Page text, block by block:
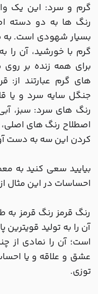
گرم و سرد: این یک
رنگ ها به دو دسته
بسیار شهودی است.
گرم با خورشید، آن را
برای همه زنده بر روی
های گرم عبارتند از:
جنگل سایه سرد و یا
رنگ های سرد: سبز،
اصطلاح رنگ های اصلی،
کردن این سه به دست
بیایید سعی کنید به
احساسات در این مثال
رنگ قرمز رنگ قرمز
آن را به تولید قویترین
است؛ آن را نمادی از
عشق و علاقه و یا
توزی.